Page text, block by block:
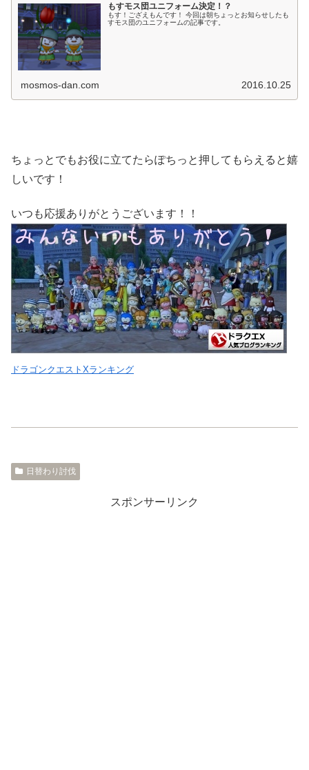
もすモス団ユニフォーム決定！？
もす！ござえもんです！ 今回は朝ちょっとお知らせしたも
すモス団のユニフォームの記事です。
mosmos-dan.com 2016.10.25
ちょっとでもお役に立てたらぽちっと押してもらえると嬉
しいです！
いつも応援ありがとうございます！！
ドラゴンクエストXランキング
日替わり討伐
スポンサーリンク